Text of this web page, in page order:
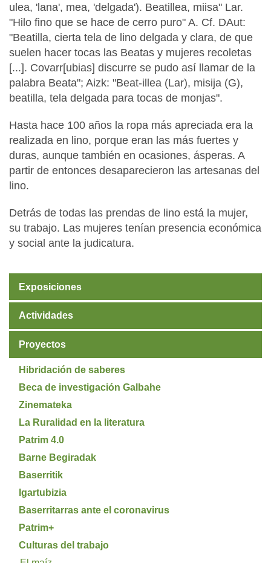
ulea, 'lana', mea, 'delgada'). Beatillea, miisa" Lar.
"Hilo fino que se hace de cerro puro" A. Cf. DAut:
"Beatilla, cierta tela de lino delgada y clara, de que
suelen hacer tocas las Beatas y mujeres recoletas
[...]. Covarr[ubias] discurre se pudo así llamar de la
palabra Beata"; Aizk: "Beat-illea (Lar), misija (G),
beatilla, tela delgada para tocas de monjas".
Hasta hace 100 años la ropa más apreciada era la
realizada en lino, porque eran las más fuertes y
duras, aunque también en ocasiones, ásperas. A
partir de entonces desaparecieron las artesanas del
lino.
Detrás de todas las prendas de lino está la mujer,
su trabajo. Las mujeres tenían presencia económica
y social ante la judicatura.
Exposiciones
Actividades
Proyectos
Hibridación de saberes
Beca de investigación Galbahe
Zinemateka
La Ruralidad en la literatura
Patrim 4.0
Barne Begiradak
Baserritik
Igartubizia
Baserritarras ante el coronavirus
Patrim+
Culturas del trabajo